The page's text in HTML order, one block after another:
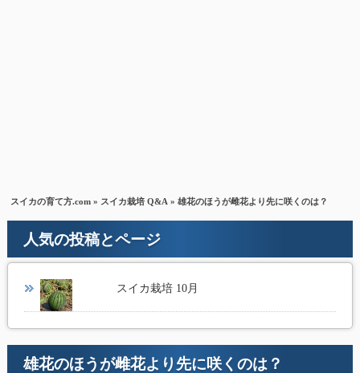
スイカの育て方.com » スイカ栽培 Q&A » 雄花のほうが雌花より先に咲くのは？
人気の投稿とページ
スイカ栽培 10月
雄花のほうが雌花より先に咲くのは？